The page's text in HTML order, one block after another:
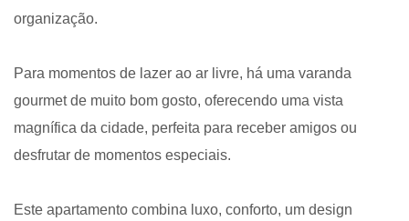
organização.
Para momentos de lazer ao ar livre, há uma varanda
gourmet de muito bom gosto, oferecendo uma vista
magnífica da cidade, perfeita para receber amigos ou
desfrutar de momentos especiais.
Este apartamento combina luxo, conforto, um design